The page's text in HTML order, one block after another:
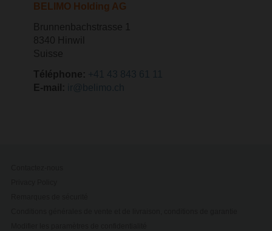
BELIMO Holding AG
Brunnenbachstrasse 1
8340 Hinwil
Suisse
Téléphone:
E-mail: